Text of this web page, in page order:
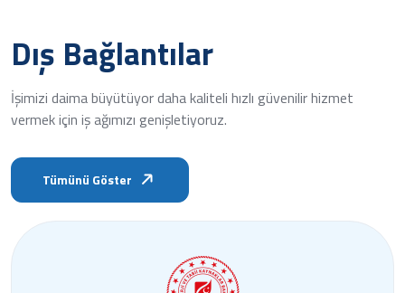
Dış Bağlantılar
İşimizi daima büyütüyor daha kaliteli hızlı güvenilir hizmet
vermek için iş ağımızı genişletiyoruz.
Tümünü Göster